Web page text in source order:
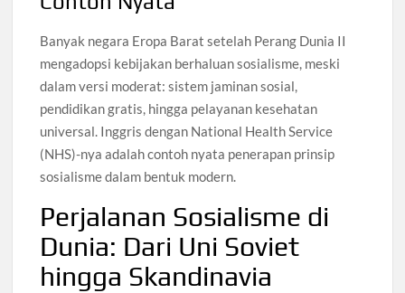
Banyak negara Eropa Barat setelah Perang Dunia II
mengadopsi kebijakan berhaluan sosialisme, meski
dalam versi moderat: sistem jaminan sosial,
pendidikan gratis, hingga pelayanan kesehatan
universal. Inggris dengan National Health Service
(NHS)-nya adalah contoh nyata penerapan prinsip
sosialisme dalam bentuk modern.
Perjalanan Sosialisme di
Dunia: Dari Uni Soviet
hingga Skandinavia